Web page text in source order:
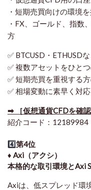
・短期売買向けの環境
・FX、ゴールド、指数
方
✅ BTCUSD・ETHUSD
✅ 複数アセットをひと
✅ 短期売買を重視する
✅ 相場変動に素早く対
➡ ［仮想通貨CFDを確認
紹介コード：12189984
4️⃣第4位
♦️ Axi（アクシ）
本格的な取引環境とAxi
Axiは、低スプレッド環